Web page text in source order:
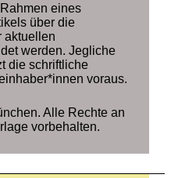
eines
über die
aktuellen
werden. Jegliche
die schriftliche
voraus.
Alle Rechte an
vorbehalten.